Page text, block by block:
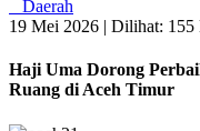
Daerah
19 Mei 2026 | Dilihat: 155
Haji Uma Dorong
Ruang di Aceh Timur